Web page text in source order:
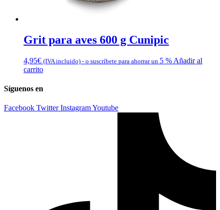
Grit para aves 600 g Cunipic
4,95€ (IVA incluido) - o suscríbete para ahorrar un 5 % Añadir al
carrito
Síguenos en
Facebook Twitter InstagramYoutube